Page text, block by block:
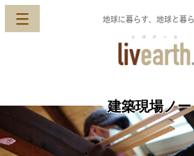
地球に暮らす、地球と暮ら
建築現場ノー